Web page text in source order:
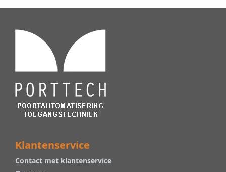
Klantenservice
Contact met klantenservice